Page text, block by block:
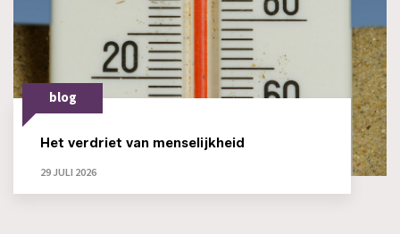
blog
Het verdriet van menselijkheid
29 JULI 2026